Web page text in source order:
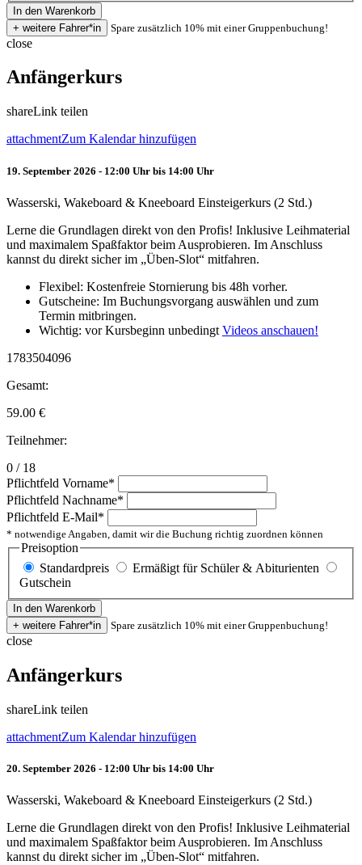
Spare zusätzlich 10% mit einer Gruppenbuchung!
close
Anfängerkurs
shareLink teilen
attachmentZum Kalendar hinzufügen
19. September 2026 - 12:00 Uhr bis 14:00 Uhr
Wasserski, Wakeboard & Kneeboard Einsteigerkurs (2 Std.)
Lerne die Grundlagen direkt von den Profis! Inklusive Leihmaterial
und maximalem Spaßfaktor beim Ausprobieren. Im Anschluss
kannst du direkt sicher im „Üben-Slot“ mitfahren.
Flexibel: Kostenfreie Stornierung bis 48h vorher.
Gutscheine: Im Buchungsvorgang auswählen und zum
Termin mitbringen.
Wichtig: vor Kursbeginn unbedingt Videos anschauen!
1783504096
Gesamt:
59.00 €
Teilnehmer:
0 / 18
Pflichtfeld Vorname*
Pflichtfeld Nachname*
Pflichtfeld E-Mail*
* notwendige Angaben, damit wir die Buchung richtig zuordnen können
Preisoption
Standardpreis
Ermäßigt für Schüler & Abiturienten
Gutschein
Spare zusätzlich 10% mit einer Gruppenbuchung!
close
Anfängerkurs
shareLink teilen
attachmentZum Kalendar hinzufügen
20. September 2026 - 12:00 Uhr bis 14:00 Uhr
Wasserski, Wakeboard & Kneeboard Einsteigerkurs (2 Std.)
Lerne die Grundlagen direkt von den Profis! Inklusive Leihmaterial
und maximalem Spaßfaktor beim Ausprobieren. Im Anschluss
kannst du direkt sicher im „Üben-Slot“ mitfahren.